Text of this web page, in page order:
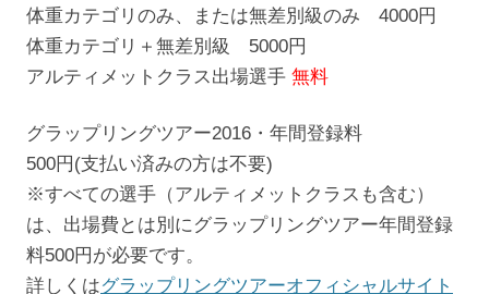
体重カテゴリのみ、または無差別級のみ 4000円
体重カテゴリ＋無差別級 5000円
アルティメットクラス出場選手 無料
グラップリングツアー2016・年間登録料
500円(支払い済みの方は不要)
※すべての選手（アルティメットクラスも含む）
は、出場費とは別にグラップリングツアー年間登録
料500円が必要です。
詳しくはグラップリングツアーオフィシャルサイト